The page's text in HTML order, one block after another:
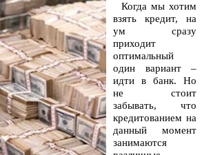
Когда мы хотим
взять кредит, на
ум сразу
приходит
оптимальный
один вариант –
идти в банк. Но
не стоит
забывать, что
кредитованием на
данный момент
занимаются